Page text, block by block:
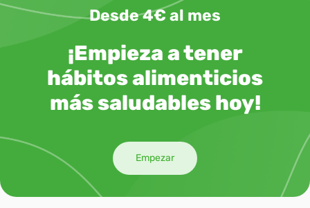
Desde 4€ al mes
¡Empieza a tener
hábitos alimenticios
más saludables hoy!
Empezar